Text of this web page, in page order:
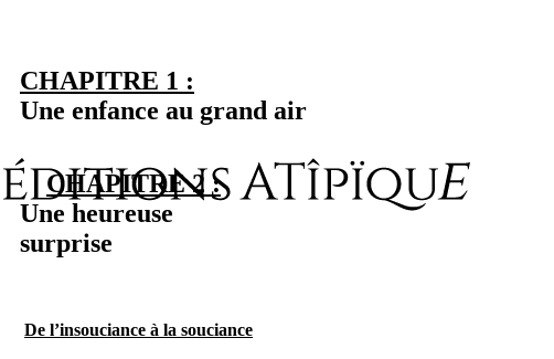
CHAPITRE 1 :
Une enfance au grand air
CHAPITRE 2 :
Une heureuse
surprise
De l’insouciance à la souciance